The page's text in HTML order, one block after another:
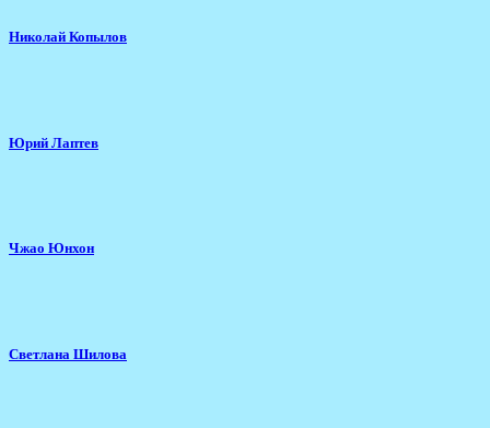
Николай Копылов
Юрий Лаптев
Чжао Юнхон
Светлана Шилова